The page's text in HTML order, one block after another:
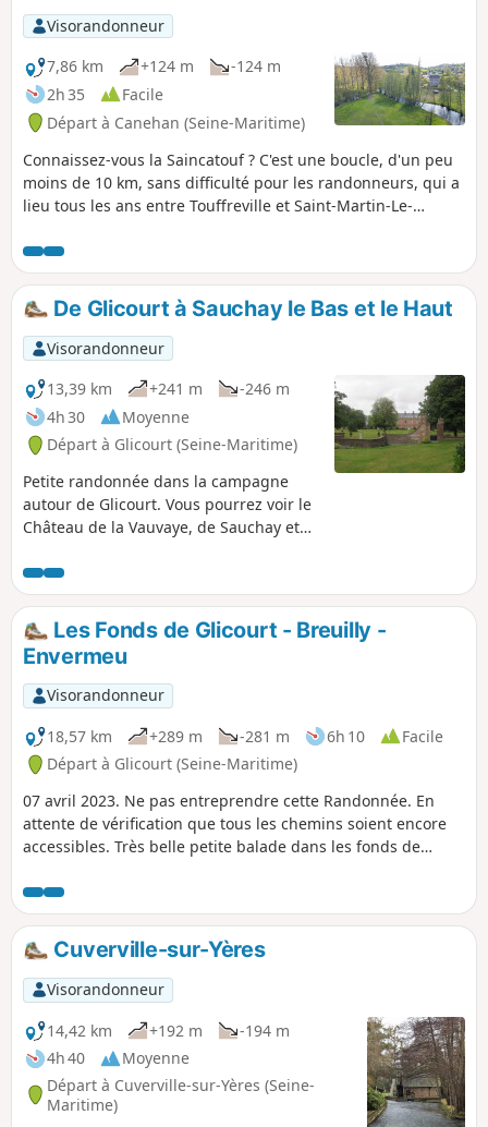
Visorandonneur
7,86 km
+124 m
-124 m
2h 35
Facile
Départ à Canehan (Seine-Maritime)
Connaissez-vous la Saincatouf ? C'est une boucle, d'un peu
moins de 10 km, sans difficulté pour les randonneurs, qui a
lieu tous les ans entre Touffreville et Saint-Martin-Le-
Campagne, viaduc et éoliennes...
De Glicourt à Sauchay le Bas et le Haut
Visorandonneur
13,39 km
+241 m
-246 m
4h 30
Moyenne
Départ à Glicourt (Seine-Maritime)
Petite randonnée dans la campagne
autour de Glicourt. Vous pourrez voir le
Château de la Vauvaye, de Sauchay et
vallée de l'Eaulne.
Les Fonds de Glicourt - Breuilly -
Envermeu
Visorandonneur
18,57 km
+289 m -281 m 6h 10
Facile
Départ à Glicourt (Seine-Maritime)
07 avril 2023. Ne pas entreprendre cette Randonnée. En
attente de vérification que tous les chemins soient encore
accessibles. Très belle petite balade dans les fonds de
Jonquilles, jacinthes et d'autres fleurs sauvages. Il n'est pas
rare de voir un chevreuil qui broute dans les prés ou de
petits écureuils faire la course dans les arbres.
Cuverville-sur-Yères
Visorandonneur
14,42 km
+192 m
-194 m
4h 40
Moyenne
Départ à Cuverville-sur-Yères (Seine-
Maritime)